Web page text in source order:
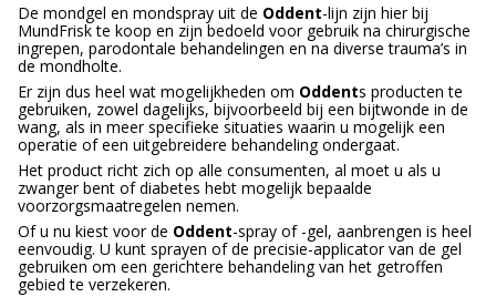
De mondgel en mondspray uit de Oddent-lijn zijn hier bij
MundFrisk te koop en zijn bedoeld voor gebruik na chirurgische
ingrepen, parodontale behandelingen en na diverse trauma’s in
de mondholte.
Er zijn dus heel wat mogelijkheden om Oddents producten te
gebruiken, zowel dagelijks, bijvoorbeeld bij een bijtwonde in de
wang, als in meer specifieke situaties waarin u mogelijk een
operatie of een uitgebreidere behandeling ondergaat.
Het product richt zich op alle consumenten, al moet u als u
zwanger bent of diabetes hebt mogelijk bepaalde
voorzorgsmaatregelen nemen.
Of u nu kiest voor de Oddent-spray of -gel, aanbrengen is heel
eenvoudig. U kunt sprayen of de precisie-applicator van de gel
gebruiken om een gerichtere behandeling van het getroffen
gebied te verzekeren.